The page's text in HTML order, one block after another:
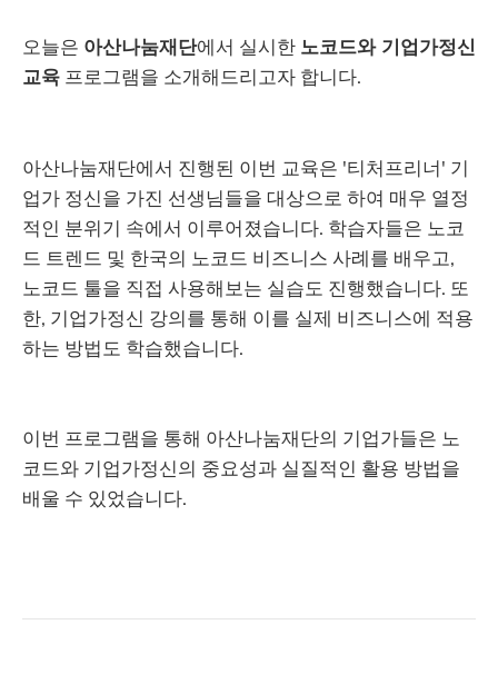
오늘은 아산나눔재단에서 실시한 노코드와 기업가정신
교육 프로그램을 소개해드리고자 합니다.
아산나눔재단에서 진행된 이번 교육은 '티처프리너' 기
업가 정신을 가진 선생님들을 대상으로 하여 매우 열정
적인 분위기 속에서 이루어졌습니다. 학습자들은 노코
드 트렌드 및 한국의 노코드 비즈니스 사례를 배우고,
노코드 툴을 직접 사용해보는 실습도 진행했습니다. 또
한, 기업가정신 강의를 통해 이를 실제 비즈니스에 적용
하는 방법도 학습했습니다.
이번 프로그램을 통해 아산나눔재단의 기업가들은 노
코드와 기업가정신의 중요성과 실질적인 활용 방법을
배울 수 있었습니다.